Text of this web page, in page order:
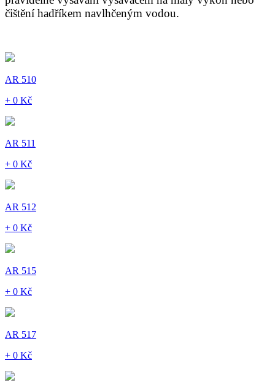
čištění hadříkem navlhčeným vodou.
AR 510
+ 0 Kč
AR 511
+ 0 Kč
AR 512
+ 0 Kč
AR 515
+ 0 Kč
AR 517
+ 0 Kč